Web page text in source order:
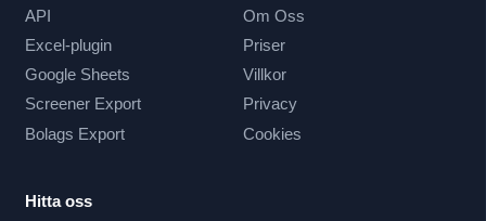
API
Excel-plugin
Google Sheets
Screener Export
Bolags Export
Om Oss
Priser
Villkor
Privacy
Cookies
Hitta oss